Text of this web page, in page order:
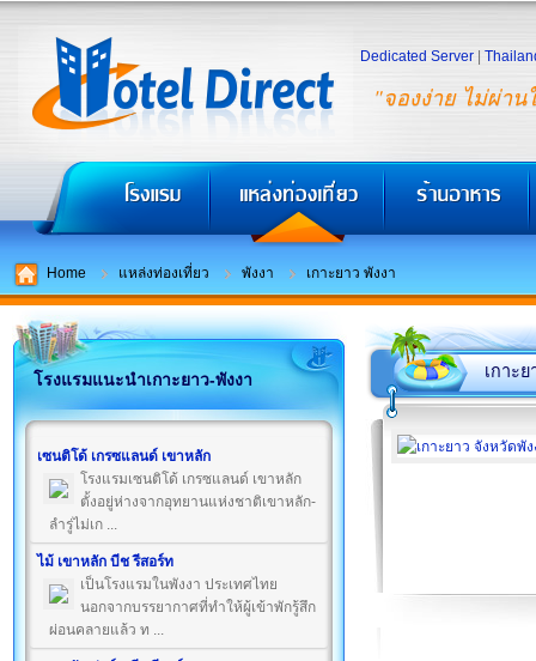
"จองง่าย ไม่ผ่าน
Dedicated Server
Home แหล่งท่องเที่ยว พังงา เกาะยาว พังงา
โรงแรมแนะนำเกาะยาว-พังงา
เซนติโด้ เกรซแลนด์ เขาหลัก
โรงแรมเซนติโด้ เกรซแลนด์ เขาหลัก
ตั้งอยู่ห่างจากอุทยานแห่งชาติเขาหลัก-
ลำรู่ไม่เก ...
ไม้ เขาหลัก บีช รีสอร์ท
เป็นโรงแรมในพังงา ประเทศไทย
นอกจากบรรยากาศที่ทำให้ผู้เข้าพักรู้สึก
ผ่อนคลายแล้ว ท ...
เกาะย